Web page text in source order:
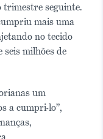
trimestre seguinte.
mais uma
no tecido
milhões de
um
a cumpri-lo”,